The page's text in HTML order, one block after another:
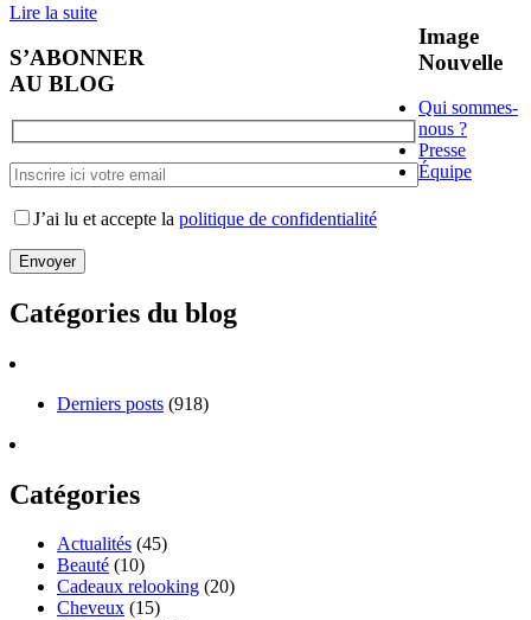
Lire la suite
S’ABONNER
AU BLOG
J’ai lu et accepte la politique de confidentialité
Catégories du blog
Derniers posts (918)
Catégories
Actualités (45)
Beauté (10)
Cadeaux relooking (20)
Cheveux (15)
Image
Nouvelle
Qui sommes-
nous ?
Presse
Équipe